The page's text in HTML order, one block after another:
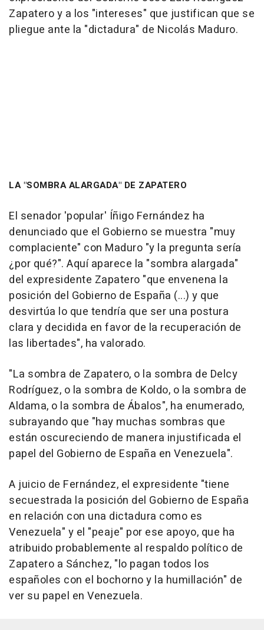
Zapatero y a los "intereses" que justifican que se
pliegue ante la "dictadura" de Nicolás Maduro.
LA "SOMBRA ALARGADA" DE ZAPATERO
El senador 'popular' Íñigo Fernández ha
denunciado que el Gobierno se muestra "muy
complaciente" con Maduro "y la pregunta sería
¿por qué?". Aquí aparece la "sombra alargada"
del expresidente Zapatero "que envenena la
posición del Gobierno de España (...) y que
desvirtúa lo que tendría que ser una postura
clara y decidida en favor de la recuperación de
las libertades", ha valorado.
"La sombra de Zapatero, o la sombra de Delcy
Rodríguez, o la sombra de Koldo, o la sombra de
Aldama, o la sombra de Ábalos", ha enumerado,
subrayando que "hay muchas sombras que
están oscureciendo de manera injustificada el
papel del Gobierno de España en Venezuela".
A juicio de Fernández, el expresidente "tiene
secuestrada la posición del Gobierno de España
en relación con una dictadura como es
Venezuela" y el "peaje" por ese apoyo, que ha
atribuido probablemente al respaldo político de
Zapatero a Sánchez, "lo pagan todos los
españoles con el bochorno y la humillación" de
ver su papel en Venezuela.